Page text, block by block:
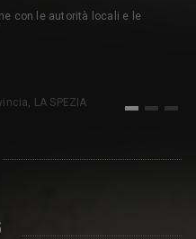
con le autorità locali e le
LA SPEZIA
1 2 3